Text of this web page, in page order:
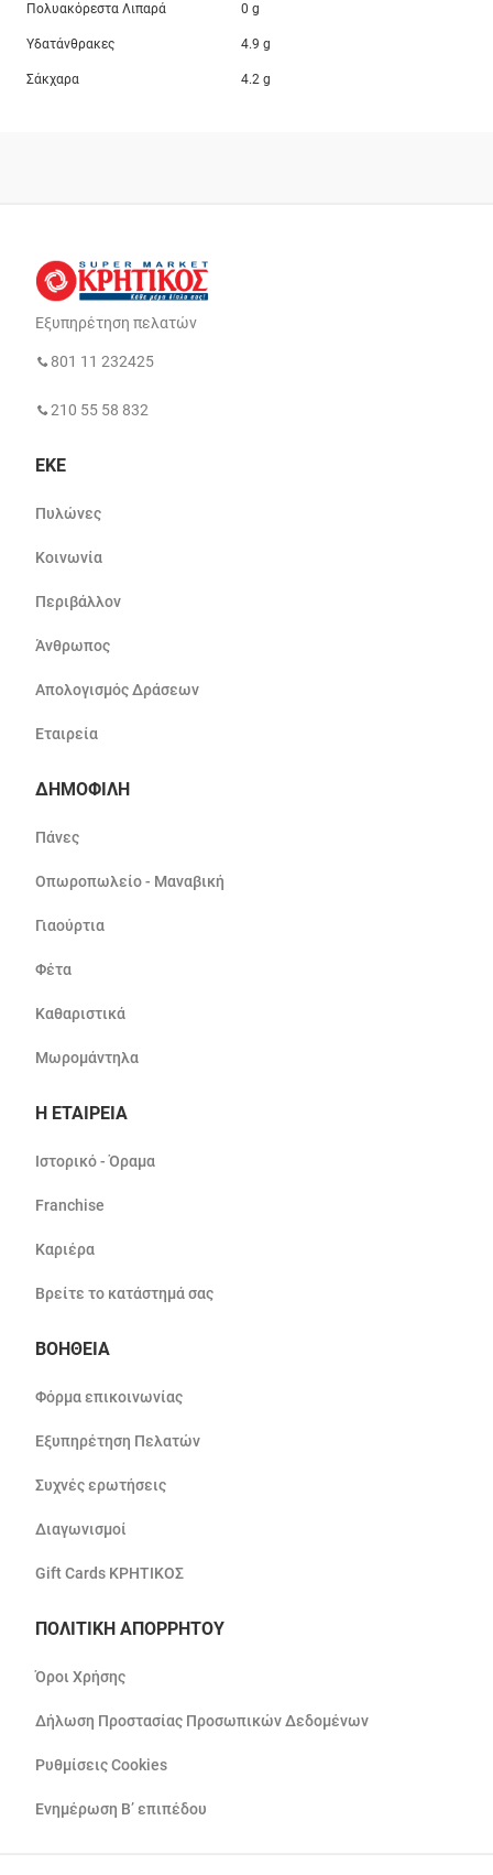
Πολυακόρεστα Λιπαρά 0 g
Υδατάνθρακες 4.9 g
Σάκχαρα 4.2 g
Εξυπηρέτηση πελατών
801 11 232425
210 55 58 832
ΕΚΕ
Πυλώνες
Κοινωνία
Περιβάλλον
Άνθρωπος
Απολογισμός Δράσεων
Εταιρεία
ΔΗΜΟΦΙΛΗ
Πάνες
Οπωροπωλείο - Μαναβική
Γιαούρτια
Φέτα
Καθαριστικά
Μωρομάντηλα
Η ΕΤΑΙΡΕΙΑ
Ιστορικό - Όραμα
Franchise
Καριέρα
Βρείτε το κατάστημά σας
ΒΟΗΘΕΙΑ
Φόρμα επικοινωνίας
Εξυπηρέτηση Πελατών
Συχνές ερωτήσεις
Διαγωνισμοί
Gift Cards ΚΡΗΤΙΚΟΣ
ΠΟΛΙΤΙΚΗ ΑΠΟΡΡΗΤΟΥ
Όροι Χρήσης
Δήλωση Προστασίας Προσωπικών Δεδομένων
Ρυθμίσεις Cookies
Ενημέρωση Β’ επιπέδου